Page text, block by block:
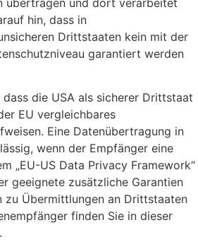
hin, dass in
Drittstaaten kein mit der
garantiert werden
die USA als sicherer Drittstaat
EU vergleichbares
Eine Datenübertragung in
wenn der Empfänger eine
„EU-US Data Privacy Framework“
geeignete zusätzliche Garantien
Übermittlungen an Drittstaaten
finden Sie in dieser